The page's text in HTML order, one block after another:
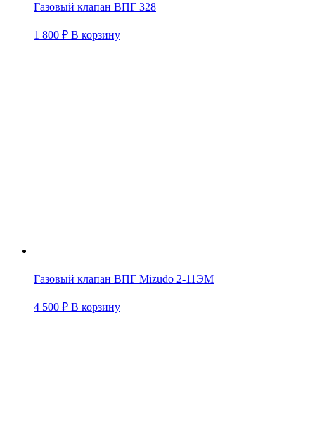
Газовый клапан ВПГ 328
1 800 ₽ В корзину
Газовый клапан ВПГ Mizudo 2-11ЭМ
4 500 ₽ В корзину